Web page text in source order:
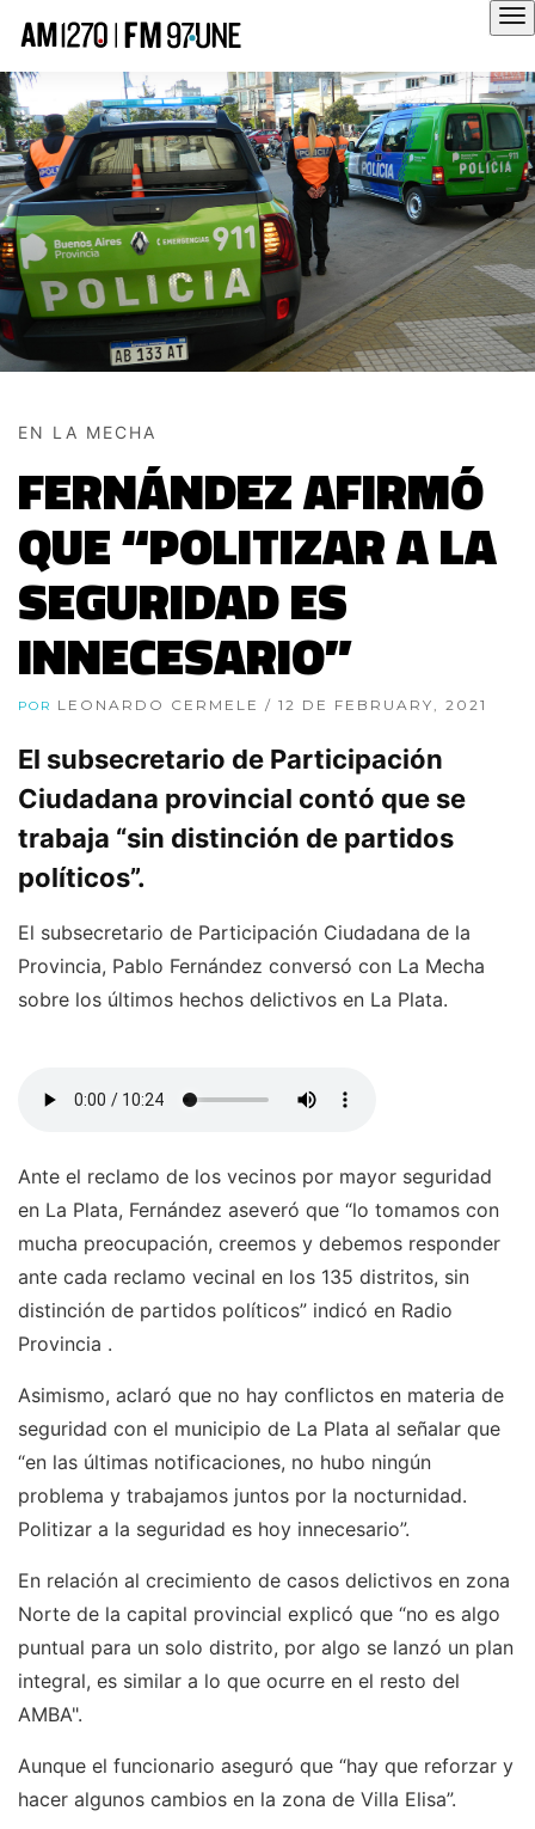
EN LA MECHA
FERNÁNDEZ AFIRMÓ
QUE “POLITIZAR A LA
SEGURIDAD ES
INNECESARIO”
POR LEONARDO CERMELE / 12 DE FEBRUARY, 2021
El subsecretario de Participación
Ciudadana provincial contó que se
trabaja “sin distinción de partidos
políticos”.
El subsecretario de Participación Ciudadana de la
Provincia, Pablo Fernández conversó con La Mecha
sobre los últimos hechos delictivos en La Plata.
Ante el reclamo de los vecinos por mayor seguridad
en La Plata, Fernández aseveró que “lo tomamos con
mucha preocupación, creemos y debemos responder
ante cada reclamo vecinal en los 135 distritos, sin
distinción de partidos políticos” indicó en Radio
Provincia .
Asimismo, aclaró que no hay conflictos en materia de
seguridad con el municipio de La Plata al señalar que
“en las últimas notificaciones, no hubo ningún
problema y trabajamos juntos por la nocturnidad.
Politizar a la seguridad es hoy innecesario”.
En relación al crecimiento de casos delictivos en zona
Norte de la capital provincial explicó que “no es algo
puntual para un solo distrito, por algo se lanzó un plan
integral, es similar a lo que ocurre en el resto del
AMBA".
Aunque el funcionario aseguró que “hay que reforzar y
hacer algunos cambios en la zona de Villa Elisa”.